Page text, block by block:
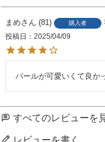
まめ 81 購入者
投稿日
2025/04/09
パールが可愛いくて良か
すべてのレビューを
レビューを書く